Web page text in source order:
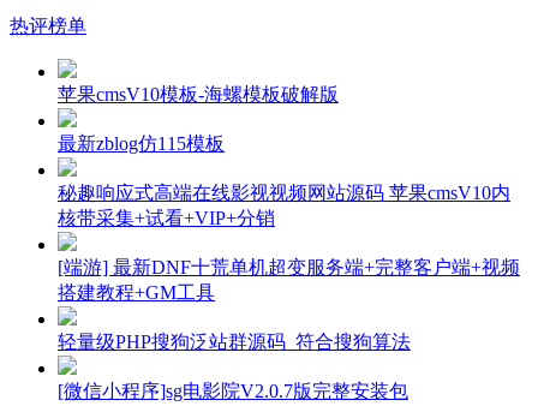
热评榜单
苹果cmsV10模板-海螺模板破解版
最新zblog仿115模板
秘趣响应式高端在线影视视频网站源码 苹果cmsV10内
核带采集+试看+VIP+分销
[端游] 最新DNF十荒单机超变服务端+完整客户端+视频
搭建教程+GM工具
轻量级PHP搜狗泛站群源码_符合搜狗算法
[微信小程序]sg电影院V2.0.7版完整安装包